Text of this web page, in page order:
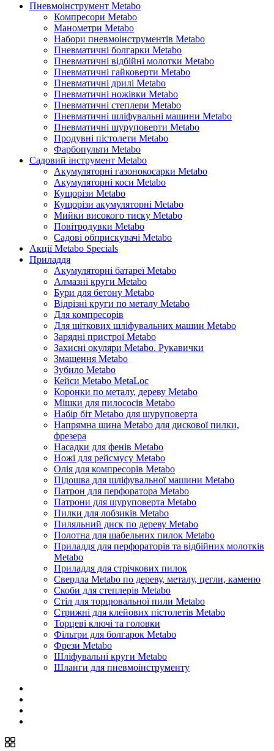
Пневмоінструмент Metabo
Компресори Metabo
Манометри Metabo
Набори пневмоінструментів Metabo
Пневматичні болгарки Metabo
Пневматичні відбійні молотки Metabo
Пневматичні гайковерти Metabo
Пневматичні дрилі Metabo
Пневматичні ножівки Metabo
Пневматичні степлери Metabo
Пневматичні шліфувальні машини Metabo
Пневматичні шуруповерти Metabo
Продувні пістолети Metabo
Фарбопульти Metabo
Садовий інструмент Metabo
Акумуляторні газонокосарки Metabo
Акумуляторні коси Metabo
Кущорізи Metabo
Кущорізи акумуляторні Metabo
Мийки високого тиску Metabo
Повітродувки Metabo
Садові обприскувачі Metabo
Акції Metabo Specials
Приладдя
Акумуляторні батареї Metabo
Алмазні круги Metabo
Бури для бетону Metabo
Відрізні круги по металу Metabo
Для компресорів
Для щіткових шліфувальних машин Metabo
Зарядні пристрої Metabo
Захисні окуляри Metabo. Рукавички
Змащення Metabo
Зубило Metabo
Кейси Metabo MetaLoc
Коронки по металу, дереву Metabo
Мішки для пилососів Metabo
Набір біт Metabo для шуруповерта
Напрямна шина Metabo для дискової пилки,
фрезера
Насадки для фенів Metabo
Ножі для рейсмусу Metabo
Олія для компресорів Metabo
Підошва для шліфувальної машини Metabo
Патрон для перфоратора Metabo
Патрони для шуруповерта Metabo
Пилки для лобзиків Metabo
Пиляльний диск по дереву Metabo
Полотна для шабельних пилок Metabo
Приладдя для перфораторів та відбійних молотків
Metabo
Приладдя для стрічкових пилок
Свердла Metabo по дереву, металу, цегли, каменю
Скоби для степлерів Metabo
Стіл для торцювальної пили Metabo
Стрижні для клейових пістолетів Metabo
Торцеві ключі та головки
Фільтри для болгарок Metabo
Фрези Metabo
Шліфувальні круги Metabo
Шланги для пневмоінструменту